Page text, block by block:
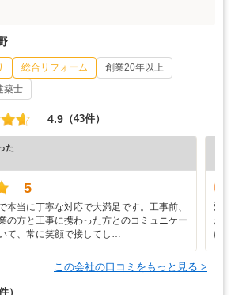
総合リフォーム
創業20年以上
築士
4.9 （43件）
た
5
本当に丁寧な対応で大満足です。工事前、
の方と工事に携わった方とのコミュニケー
て、常に笑顔で接してし…
対
が
に
この会社の口コミをもっと見る >
）